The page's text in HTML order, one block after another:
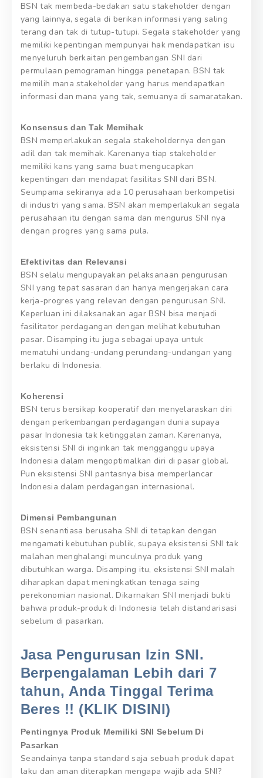
BSN tak membeda-bedakan satu stakeholder dengan
yang lainnya, segala di berikan informasi yang saling
terang dan tak di tutup-tutupi. Segala stakeholder yang
memiliki kepentingan mempunyai hak mendapatkan isu
menyeluruh berkaitan pengembangan SNI dari
permulaan pemograman hingga penetapan. BSN tak
memilih mana stakeholder yang harus mendapatkan
informasi dan mana yang tak, semuanya di samaratakan.
Konsensus dan Tak Memihak
BSN memperlakukan segala stakeholdernya dengan
adil dan tak memihak. Karenanya tiap stakeholder
memiliki kans yang sama buat mengucapkan
kepentingan dan mendapat fasilitas SNI dari BSN.
Seumpama sekiranya ada 10 perusahaan berkompetisi
di industri yang sama. BSN akan memperlakukan segala
perusahaan itu dengan sama dan mengurus SNI nya
dengan progres yang sama pula.
Efektivitas dan Relevansi
BSN selalu mengupayakan pelaksanaan pengurusan
SNI yang tepat sasaran dan hanya mengerjakan cara
kerja-progres yang relevan dengan pengurusan SNI.
Keperluan ini dilaksanakan agar BSN bisa menjadi
fasilitator perdagangan dengan melihat kebutuhan
pasar. Disamping itu juga sebagai upaya untuk
mematuhi undang-undang perundang-undangan yang
berlaku di Indonesia.
Koherensi
BSN terus bersikap kooperatif dan menyelaraskan diri
dengan perkembangan perdagangan dunia supaya
pasar Indonesia tak ketinggalan zaman. Karenanya,
eksistensi SNI di inginkan tak mengganggu upaya
Indonesia dalam mengoptimalkan diri di pasar global.
Pun eksistensi SNI pantasnya bisa memperlancar
Indonesia dalam perdagangan internasional.
Dimensi Pembangunan
BSN senantiasa berusaha SNI di tetapkan dengan
mengamati kebutuhan publik, supaya eksistensi SNI tak
malahan menghalangi munculnya produk yang
dibutuhkan warga. Disamping itu, eksistensi SNI malah
diharapkan dapat meningkatkan tenaga saing
perekonomian nasional. Dikarnakan SNI menjadi bukti
bahwa produk-produk di Indonesia telah distandarisasi
sebelum di pasarkan.
Jasa Pengurusan Izin SNI.
Berpengalaman Lebih dari 7
tahun, Anda Tinggal Terima
Beres !! (KLIK DISINI)
Pentingnya Produk Memiliki SNI Sebelum Di
Pasarkan
Seandainya tanpa standard saja sebuah produk dapat
laku dan aman diterapkan mengapa wajib ada SNI?